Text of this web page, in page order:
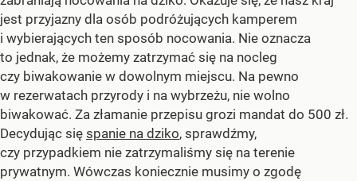
jest przyjazny dla osób podróżujących kamperem
i wybierających ten sposób nocowania. Nie oznacza
to jednak, że możemy zatrzymać się na nocleg
czy biwakowanie w dowolnym miejscu. Na pewno
w rezerwatach przyrody i na wybrzeżu, nie wolno
biwakować. Za złamanie przepisu grozi mandat do 500 zł.
Decydując się spanie na dziko, sprawdźmy,
czy przypadkiem nie zatrzymaliśmy się na terenie
prywatnym. Wówczas koniecznie musimy o zgodę